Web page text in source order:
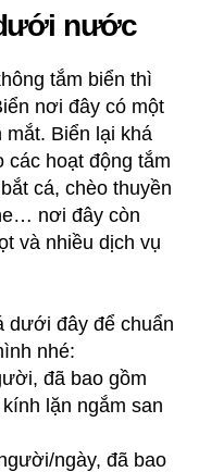
nước
tắm biển thì
nơi đây có một
mắt. Biển lại khá
các hoạt động tắm
cá, chèo thuyền
nơi đây còn
và nhiều dịch vụ
dưới đây để chuẩn
nhé:
đã bao gồm
lặn ngắm san
ngày, đã bao